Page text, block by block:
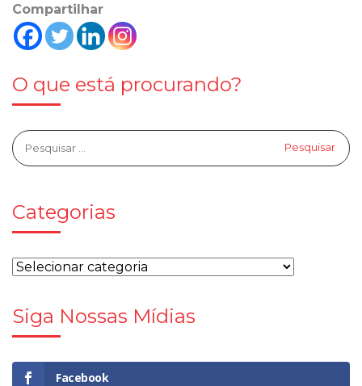
Compartilhar
O que está procurando?
Categorias
Siga Nossas Mídias
Facebook